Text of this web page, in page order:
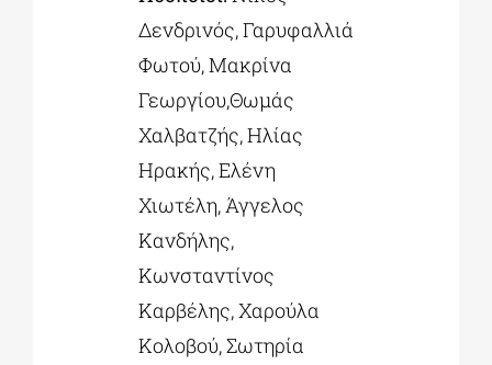
Δενδρινός, Γαρυφαλλιά
Φωτού, Μακρίνα
Γεωργίου,Θωμάς
Χαλβατζής, Ηλίας
Ηρακής, Ελένη
Χιωτέλη, Άγγελος
Κανδήλης,
Κωνσταντίνος
Καρβέλης, Χαρούλα
Κολοβού, Σωτηρία